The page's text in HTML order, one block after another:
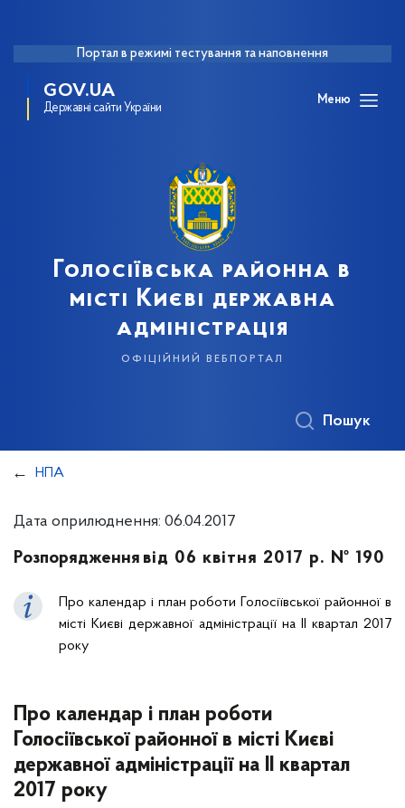
Портал в режимі тестування та наповнення
GOV.UA
Державні сайти України
Меню
Голосіївська районна в
місті Києві державна
адміністрація
офіційний вебпортал
Пошук
НПА
Дата оприлюднення: 06.04.2017
Розпорядження від 06 квітня 2017 р. № 190
Про календар і план роботи Голосіївської районної в
місті Києві державної адміністрації на IІ квартал 2017
року
Про календар і план роботи
Голосіївської районної в місті Києві
державної адміністрації на IІ квартал
2017 року